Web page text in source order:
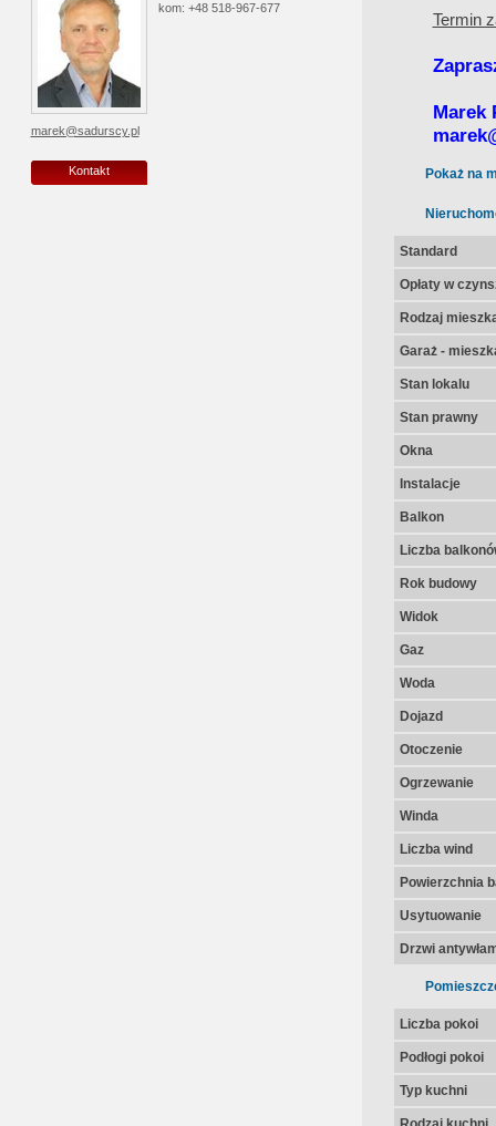
kom: +48 518-967-677
marek@sadurscy.pl
Kontakt
Termin
Marek
Pokaż na
Standard
Opłaty w
Rodzaj
Garaż -
Stan lokalu
Stan prawny
Okna
Instalacje
Balkon
Liczba
Rok budowy
Widok
Gaz
Woda
Dojazd
Otoczenie
Ogrzewanie
Winda
Liczba wind
Powierzchnia
Usytuowanie
Drzwi
Liczba pokoi
Podłogi pokoi
Typ kuchni